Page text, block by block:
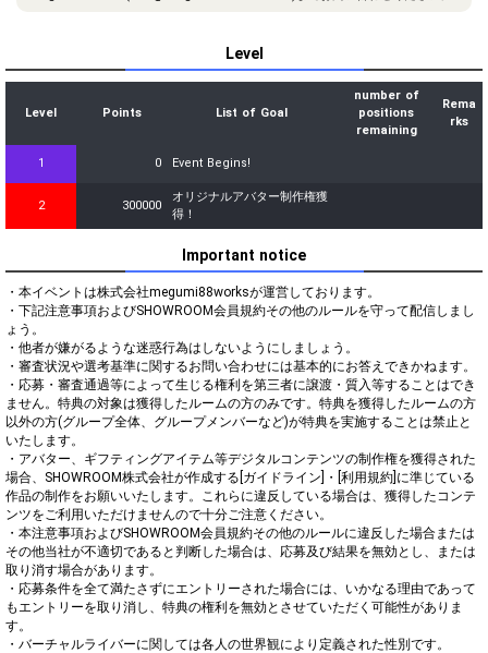
Level
Level Points List of Goal
number of
positions
remaining
Rema
rks
1 0 Event Begins!
2 300000
オリジナルアバター制作権獲
得！
Important notice
・本イベントは株式会社megumi88worksが運営しております。
・下記注意事項およびSHOWROOM会員規約その他のルールを守って配信しまし
ょう。
・他者が嫌がるような迷惑行為はしないようにしましょう。
・審査状況や選考基準に関するお問い合わせには基本的にお答えできかねます。
・応募・審査通過等によって生じる権利を第三者に譲渡・質入等することはでき
ません。特典の対象は獲得したルームの方のみです。特典を獲得したルームの方
以外の方(グループ全体、グループメンバーなど)が特典を実施することは禁止と
いたします。
・アバター、ギフティングアイテム等デジタルコンテンツの制作権を獲得された
場合、SHOWROOM株式会社が作成する[ガイドライン]・[利用規約]に準じている
作品の制作をお願いいたします。これらに違反している場合は、獲得したコンテ
ンツをご利用いただけませんので十分ご注意ください。
・本注意事項およびSHOWROOM会員規約その他のルールに違反した場合または
その他当社が不適切であると判断した場合は、応募及び結果を無効とし、または
取り消す場合があります。
・応募条件を全て満たさずにエントリーされた場合には、いかなる理由であって
もエントリーを取り消し、特典の権利を無効とさせていただく可能性がありま
す。
・バーチャルライバーに関しては各人の世界観により定義された性別です。